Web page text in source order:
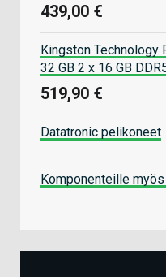
439,00 €
Kingston Technology
32 GB 2 x 16 GB
519,90 €
Datatronic pelikoneet
Komponenteille